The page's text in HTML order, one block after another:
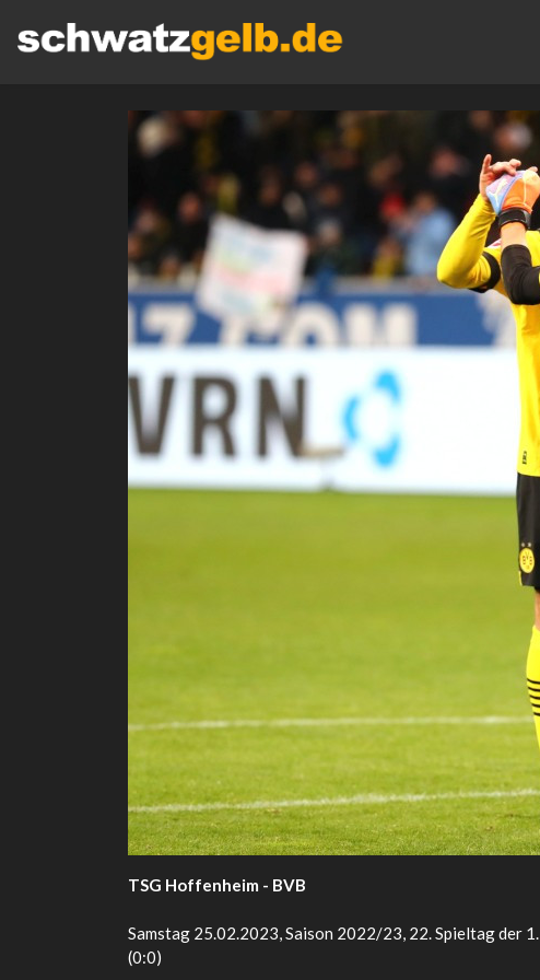
TSG Hoffenheim - BVB
Samstag 25.02.2023, Saison 2022/23, 22. Spieltag der
(0:0)